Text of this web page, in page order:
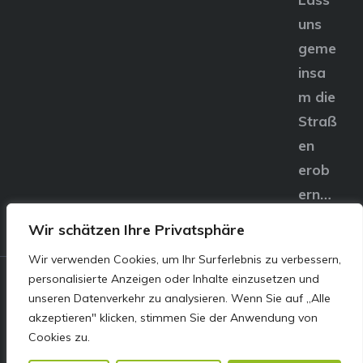
Wir schätzen Ihre Privatsphäre
Wir verwenden Cookies, um Ihr Surferlebnis zu verbessern,
personalisierte Anzeigen oder Inhalte einzusetzen und
unseren Datenverkehr zu analysieren. Wenn Sie auf „Alle
akzeptieren" klicken, stimmen Sie der Anwendung von
Cookies zu.
uns
geme
insa
m die
Straß
en
erob
ern…
© E&S Motors GmbH,
Linzer Straße 83 4240
Freistadt